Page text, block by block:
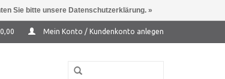
Mein Konto / Kundenkonto anlegen
Sie bitte unsere Datenschutzerklärung. »